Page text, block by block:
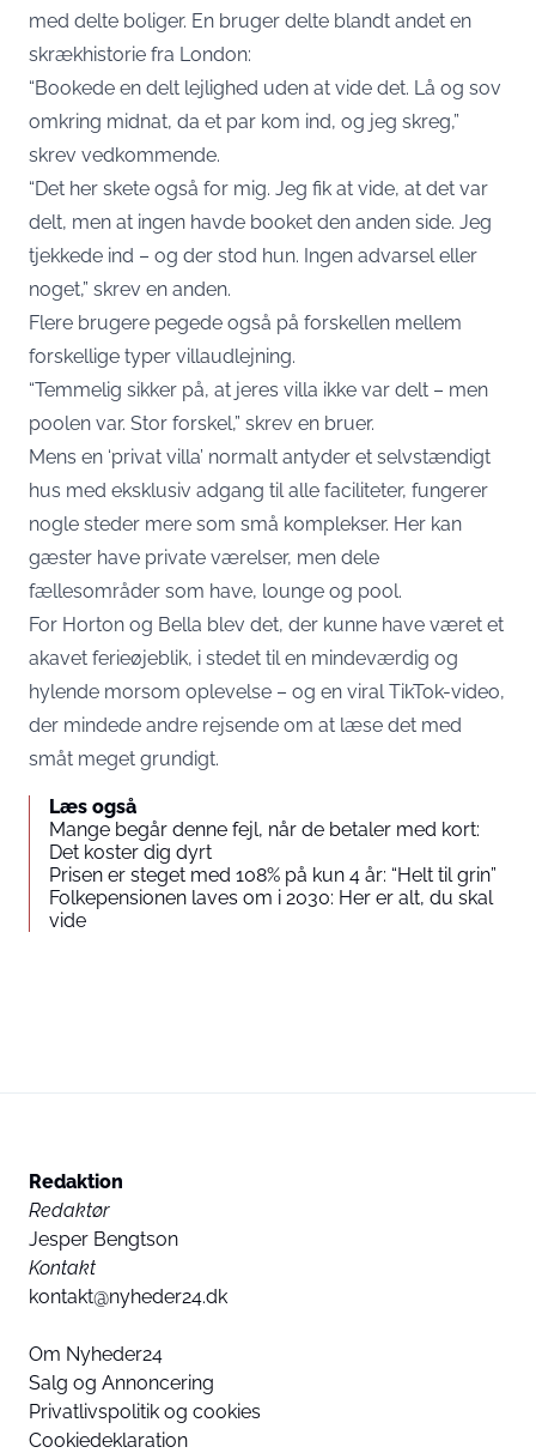
med delte boliger. En bruger delte blandt andet en
skrækhistorie fra London:
“Bookede en delt lejlighed uden at vide det. Lå og sov
omkring midnat, da et par kom ind, og jeg skreg,”
skrev vedkommende.
“Det her skete også for mig. Jeg fik at vide, at det var
delt, men at ingen havde booket den anden side. Jeg
tjekkede ind – og der stod hun. Ingen advarsel eller
noget,” skrev en anden.
Flere brugere pegede også på forskellen mellem
forskellige typer villaudlejning.
“Temmelig sikker på, at jeres villa ikke var delt – men
poolen var. Stor forskel,” skrev en bruer.
Mens en ‘privat villa’ normalt antyder et selvstændigt
hus med eksklusiv adgang til alle faciliteter, fungerer
nogle steder mere som små komplekser. Her kan
gæster have private værelser, men dele
fællesområder som have, lounge og pool.
For Horton og Bella blev det, der kunne have været et
akavet ferieøjeblik, i stedet til en mindeværdig og
hylende morsom oplevelse – og en viral TikTok-video,
der mindede andre rejsende om at læse det med
småt meget grundigt.
Læs også
Mange begår denne fejl, når de betaler med kort:
Det koster dig dyrt
Prisen er steget med 108% på kun 4 år: “Helt til grin”
Folkepensionen laves om i 2030: Her er alt, du skal
vide
Redaktion
Redaktør
Jesper Bengtson
Kontakt
kontakt@nyheder24.dk
Om Nyheder24
Salg og Annoncering
Privatlivspolitik og cookies
Cookiedeklaration